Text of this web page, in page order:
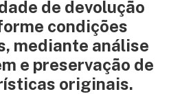
de devolução
condições
mediante análise
e preservação de
originais.